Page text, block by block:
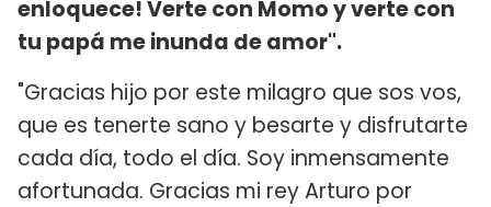
enloquece! Verte con Momo y verte con
tu papá me inunda de amor".
"Gracias hijo por este milagro que sos vos,
que es tenerte sano y besarte y disfrutarte
cada día, todo el día. Soy inmensamente
afortunada. Gracias mi rey Arturo por